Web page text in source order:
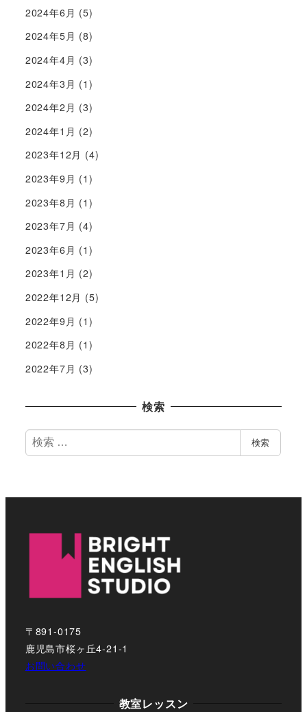
2024年6月 (5)
2024年5月 (8)
2024年4月 (3)
2024年3月 (1)
2024年2月 (3)
2024年1月 (2)
2023年12月 (4)
2023年9月 (1)
2023年8月 (1)
2023年7月 (4)
2023年6月 (1)
2023年1月 (2)
2022年12月 (5)
2022年9月 (1)
2022年8月 (1)
2022年7月 (3)
検索
検
索
検索
〒891-0175
鹿児島市桜ヶ丘4-21-1
お問い合わせ
教室レッスン